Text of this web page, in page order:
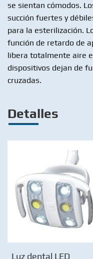
se sientan cómodos.
succión fuertes y
para la esterilización.
función de retardo de
libera totalmente aire
dispositivos dejan de
cruzadas.
Detalles
Luz dental LED